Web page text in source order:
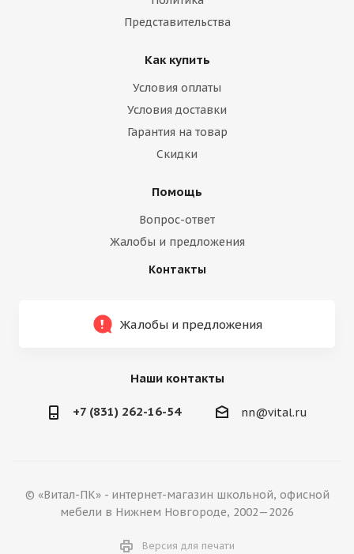
Представительства
Как купить
Условия оплаты
Условия доставки
Гарантия на товар
Скидки
Помощь
Вопрос-ответ
Жалобы и предложения
Контакты
Жалобы и предложения
Наши контакты
+7 (831) 262-16-54 nn@vital.ru
© «Витал-ПК» - интернет-магазин школьной, офисной
мебели в Нижнем Новгороде, 2002—2026
Версия для печати